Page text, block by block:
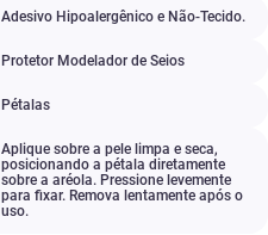
Adesivo Hipoalergênico e Não-Tecido.
Protetor Modelador de Seios
Pétalas
Aplique sobre a pele limpa e seca,
posicionando a pétala diretamente
sobre a aréola. Pressione levemente
para fixar. Remova lentamente após o
uso.